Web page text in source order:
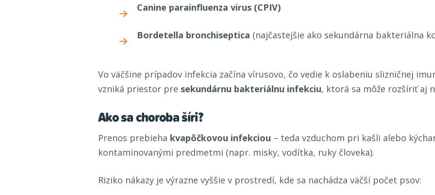
Canine parainfluenza virus (CPIV)
Bordetella bronchiseptica (najčastejšie ako sekundárna bakteriálna
Vo väčšine prípadov infekcia začína vírusovo, čo vedie k oslabeniu slizničnej
vzniká priestor pre sekundárnu bakteriálnu infekciu, ktorá sa môže rozšíriť aj
Ako sa choroba šíri?
Prenos prebieha kvapôčkovou infekciou – teda vzduchom pri kašli alebo
kontaminovanými predmetmi (napr. misky, vodítka, ruky človeka).
Riziko nákazy je výrazne vyššie v prostredí, kde sa nachádza väčší počet psov: